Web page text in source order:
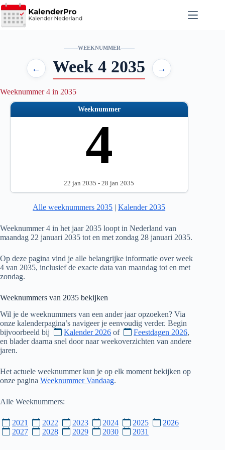
Ga
naar
de
WEEKNUMMER
← Week 4 2035 →
Weeknummer 4 in 2035
Weeknummer
4
22 jan 2035 - 28 jan 2035
Alle weeknummers 2035 |Kalender 2035
Weeknummer 4 in het jaar 2035 loopt in Nederland van
maandag 22 januari 2035 tot en met zondag 28 januari 2035.
Op deze pagina vind je alle belangrijke informatie over week
4 van 2035, inclusief de exacte data van maandag tot en met
zondag.
Weeknummers van 2035 bekijken
Wil je de weeknummers van een ander jaar opzoeken? Via
onze kalenderpagina’s navigeer je eenvoudig verder. Begin
bijvoorbeeld bij
Kalender 2026 of Feestdagen 2026,
en blader daarna snel door naar weekoverzichten van andere
jaren.
Het actuele weeknummer kun je op elk moment bekijken op
onze pagina Weeknummer Vandaag.
Alle Weeknummers:
2021 2022 2023 2024 2025
2026
2027
2028 2029 2030 2031